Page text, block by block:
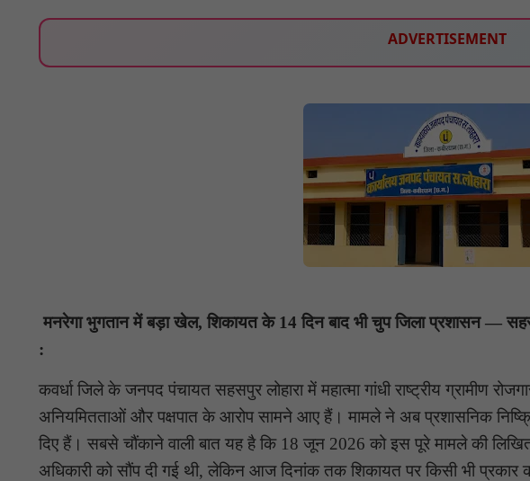
ADVERTISEMENT
मनरेगा भुगतान में बड़ा खेल, शिकायत के 14 दिन बाद भी चुप जिला प्रशासन —
:
कवर्धा जिले के जनपद पंचायत सहसपुर लोहारा में महात्मा गांधी राष्ट्रीय ग्रामीण
अनियमितताओं और पक्षपात के आरोप सामने आए हैं। मामले ने अब प्रशासनिक
दिए हैं। सबसे चौंकाने वाली बात यह है कि 18 जून 2026 को इस पूरे मामले की
अधिकारी को सौंप दी गई थी, लेकिन आज दिनांक तक शिकायत पर किसी भी प्रकार